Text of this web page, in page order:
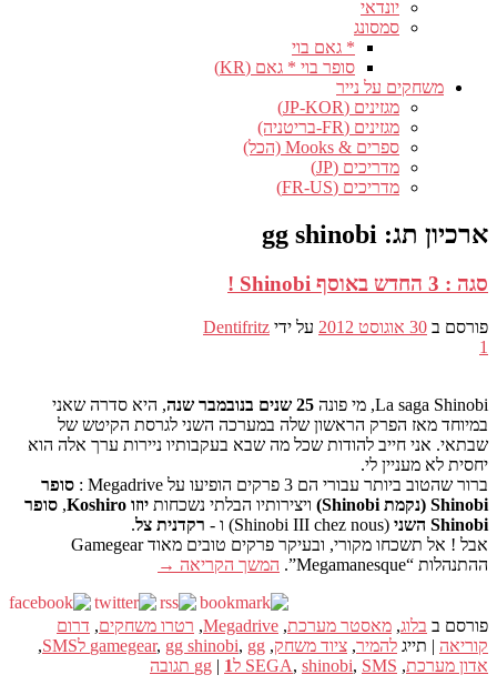
יונדאי
סמסונג
* גאם בוי
סופר בוי * גאם (KR)
משחקים על נייר
מגזינים (JP-KOR)
מגזינים (FR-בריטניה)
ספרים & Mooks (הכל)
מדריכים (JP)
מדריכים (FR-US)
ארכיון תג: gg shinobi
סגה : 3 החדש באוסף Shinobi !
פורסם ב 30 אוגוסט 2012 על ידי Dentifritz
1
La saga Shinobi, מי פונה 25 שנים בנובמבר שנה
, היא סדרה שאני
במיוחד מאז הפרק הראשון שלה במערכה השני לגרסת הקיטש של
שבתאי. אני חייב להודות שכל מה שבא בעקבותיו ניירות ערך אלה הוא
יחסית לא מעניין לי.
ברור שהטוב ביותר עבורי הם 3 פרקים הופיעו על Megadrive :
סופר
Shinobi (נקמת Shinobi)
ויצירותיו הבלתי נשכחות יוזו Koshiro , סופר
Shinobi השני
(Shinobi III chez nous) ו - רקדנית צל.
אבל ! אל תשכחו מקורי, ובעיקר פרקים טובים מאוד Gamegear
ההתנהלות “Megamanesque”.
המשך הקריאה →
פורסם ב בלוג, מאסטר מערכת,
Megadrive
, רטרו משחקים, דרום
קוריאה | תייג להמיר, ציוד משחק,
gamegear, gg shinobi, gg לSMS
,
אדון מערכת,
SEGA, shinobi, SMS לgg | 1 תגובה